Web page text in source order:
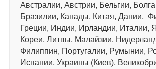
Австралии, Австрии, Бельгии,
Бразилии, Канады, Китая, Дании,
Греции, Индии, Ирландии, Италии,
Кореи, Литвы, Малайзии,
Филиппин, Португалии, Румынии,
Испании, Украины (Киев),